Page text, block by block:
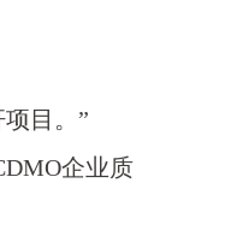
目。”